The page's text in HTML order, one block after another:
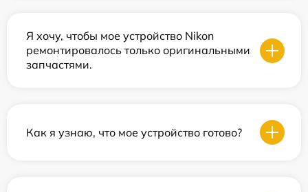
Я хочу, чтобы мое устройство Nikon
ремонтировалось только оригинальными
запчастями.
Как я узнаю, что мое устройство готово?